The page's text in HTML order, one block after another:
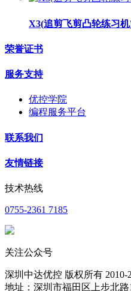
X3(追剪飞剪凸轮练习机
荣誉证书
服务支持
优控学院
编程服务平台
联系我们
友情链接
技术热线
0755-2361 7185
关注公众号
深圳中达优控 版权所有 2010-
地址：深圳市福田区上步北路